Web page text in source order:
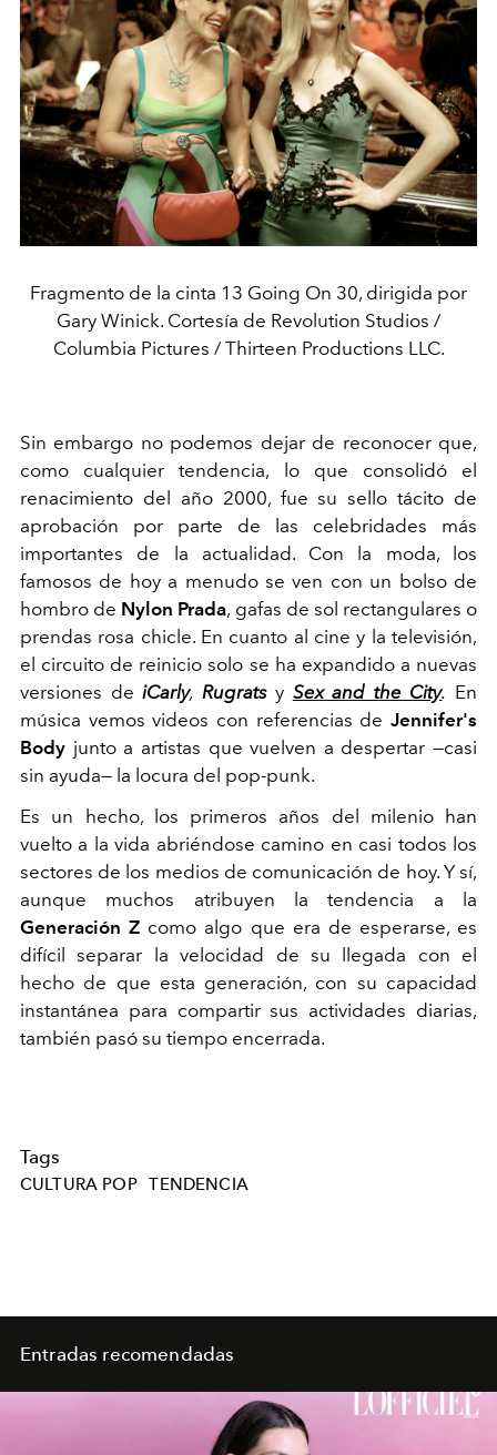
Fragmento de la cinta 13 Going On 30, dirigida por
Gary Winick. Cortesía de Revolution Studios /
Columbia Pictures / Thirteen Productions LLC.
Sin embargo no podemos dejar de reconocer que,
como cualquier tendencia, lo que consolidó el
renacimiento del año 2000, fue su sello tácito de
aprobación por parte de las celebridades más
importantes de la actualidad. Con la moda, los
famosos de hoy a menudo se ven con un bolso de
hombro de Nylon Prada, gafas de sol rectangulares o
prendas rosa chicle. En cuanto al cine y la televisión,
el circuito de reinicio solo se ha expandido a nuevas
versiones deiCarly, Rugratsy Sex and the City. En
música vemos videos con referencias de Jennifer's
Body junto a artistas que vuelven a despertar —casi
sin ayuda— la locura del pop-punk.
Es un hecho, los primeros años del milenio han
vuelto a la vida abriéndose camino en casi todos los
sectores de los medios de comunicación de hoy. Y sí,
aunque muchos atribuyen la tendencia a la
Generación Z como algo que era de esperarse, es
difícil separar la velocidad de su llegada con el
hecho de que esta generación, con su capacidad
instantánea para compartir sus actividades diarias,
también pasó su tiempo encerrada.
Tags
CULTURA POP TENDENCIA
Entradas recomendadas